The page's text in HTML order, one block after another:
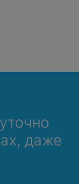
даже